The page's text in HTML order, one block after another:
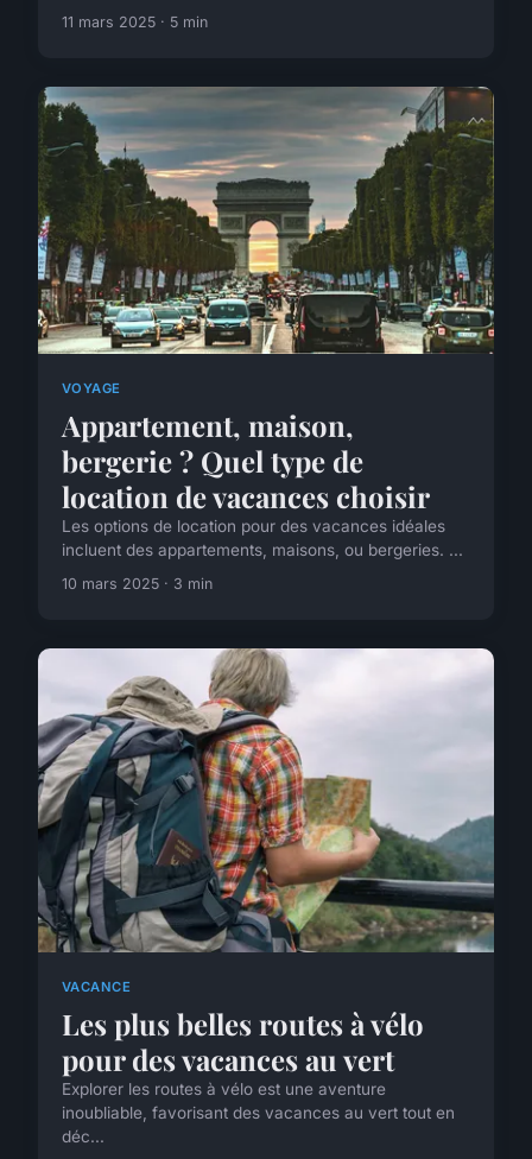
11 mars 2025 · 5 min
VOYAGE
Appartement, maison,
bergerie ? Quel type de
location de vacances choisir
Les options de location pour des vacances idéales
incluent des appartements, maisons, ou bergeries. ...
10 mars 2025 · 3 min
VACANCE
Les plus belles routes à vélo
pour des vacances au vert
Explorer les routes à vélo est une aventure
inoubliable, favorisant des vacances au vert tout en
déc...